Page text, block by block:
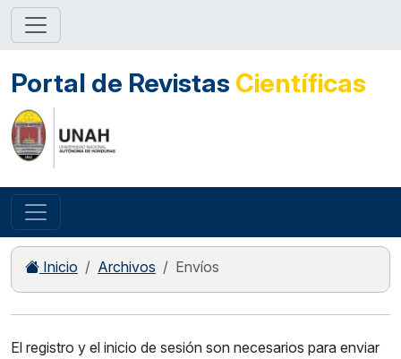
Portal de Revistas Científicas
Inicio Archivos Envíos
El registro y el inicio de sesión son necesarios para enviar